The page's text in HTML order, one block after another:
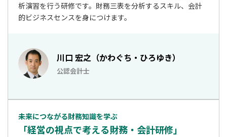
析演習を行う研修です。財務三表を分析するスキル、会計
的ビジネスセンスを身につけます。
川口 宏之（かわぐち・ひろゆき）
公認会計士
未来につながる財務知識を学ぶ
「経営の視点で考える財務・会計研修」